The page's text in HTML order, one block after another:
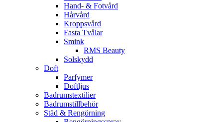
Hand- & Fotvård
Hårvård
Kroppsvård
Fasta Tvålar
Smink
RMS Beauty
Solskydd
Doft
Parfymer
Doftljus
Badrumstextilier
Badrumstillbehör
Städ & Rengörning